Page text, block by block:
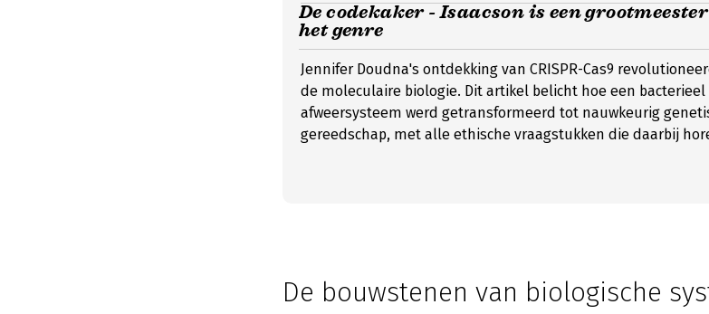
De codekaker - Isaacson is een
het genre
Jennifer Doudna's ontdekking van CRISPR-Cas9
de moleculaire biologie. Dit artikel belicht hoe een bacterieel
afweersysteem werd getransformeerd tot nauwkeurig
gereedschap, met alle ethische vraagstukken die daarbij
De bouwstenen van biologische